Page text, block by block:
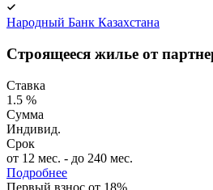
Народный Банк Казахстана
Строящееся жилье от
Ставка
1.5 %
Сумма
Индивид.
Срок
от 12 мес. - до 240 мес.
Подробнее
Первый взнос от 18%